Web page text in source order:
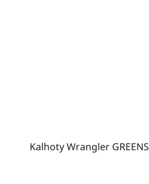
Kalhoty Wrangler